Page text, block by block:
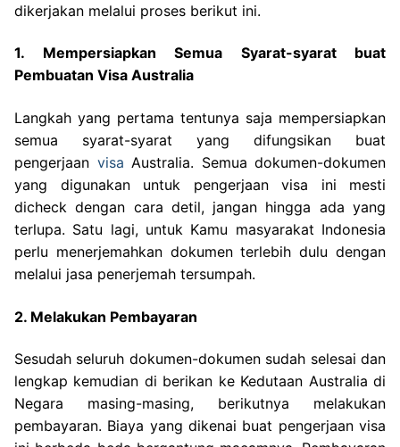
dikerjakan melalui proses berikut ini.
1. Mempersiapkan Semua Syarat-syarat buat
Pembuatan Visa Australia
Langkah yang pertama tentunya saja mempersiapkan
semua syarat-syarat yang difungsikan buat
pengerjaan visa Australia. Semua dokumen-dokumen
yang digunakan untuk pengerjaan visa ini mesti
dicheck dengan cara detil, jangan hingga ada yang
terlupa. Satu lagi, untuk Kamu masyarakat Indonesia
perlu menerjemahkan dokumen terlebih dulu dengan
melalui jasa penerjemah tersumpah.
2. Melakukan Pembayaran
Sesudah seluruh dokumen-dokumen sudah selesai dan
lengkap kemudian di berikan ke Kedutaan Australia di
Negara masing-masing, berikutnya melakukan
pembayaran. Biaya yang dikenai buat pengerjaan visa